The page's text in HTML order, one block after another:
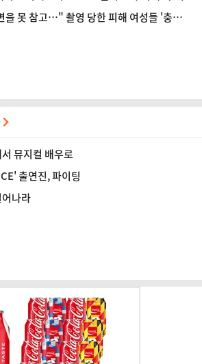
을 못 참고…" 촬영 당한 피해 여성들 '충격
뮤지컬 배우로
출연진, 파이팅
나라